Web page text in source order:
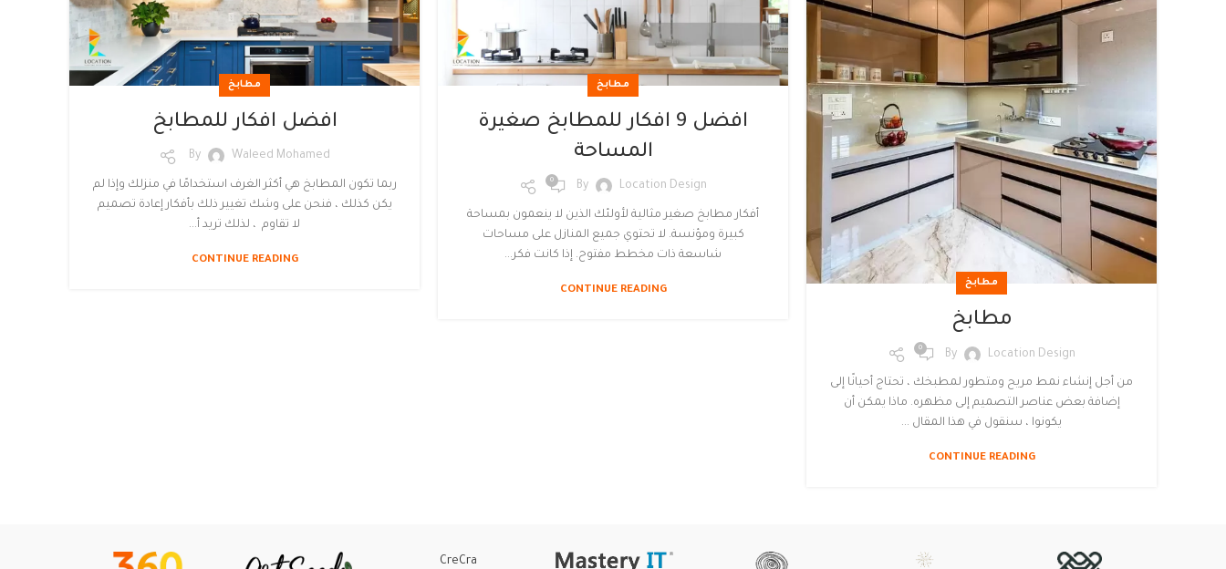
مطابخ
افضل 9 افكار للمطابخ صغيرة
المساحة
By Location Design
0
أفكار مطابخ صغير مثالية لأولئك الذين لا ينعمون بمساحة
كبيرة ومؤنسة. لا تحتوي جميع المنازل على مساحات
شاسعة ذات مخطط مفتوح. إذا كانت فكر...
CONTINUE READING
مطابخ
افضل افكار للمطابخ
By Waleed Mohamed
ربما تكون المطابخ هي أكثر الغرف استخدامًا في منزلك وإذا لم
يكن كذلك ، فنحن على وشك تغيير ذلك بأفكار إعادة تصميم
لا تقاوم ، لذلك تريد أ...
CONTINUE READING
مطابخ
مطابخ
By Location Design
0
من أجل إنشاء نمط مريح ومتطور لمطبخك ، تحتاج أحيانًا إلى
إضافة بعض عناصر التصميم إلى مظهره. ماذا يمكن أن
يكونوا ، سنقول في هذا المقال ...
CONTINUE READING
CreCra